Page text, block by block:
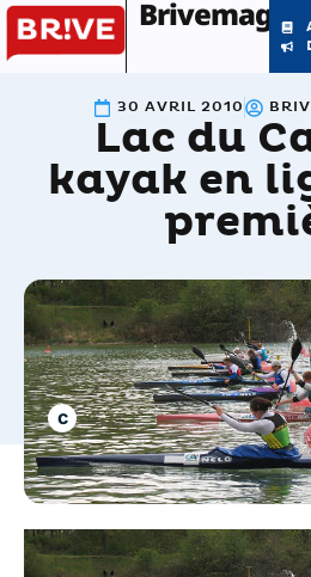
Brivemag'
30 AVRIL 2010
Lac du
kayak en